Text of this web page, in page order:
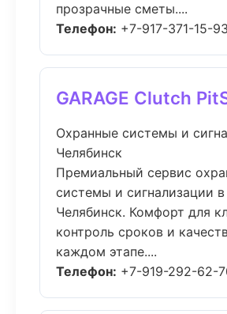
прозрачные сметы....
Телефон: +7-917-371-15-93
GARAGE Clutch
Охранные системы и
Челябинск
Премиальный сервис
системы и сигнализации в
Челябинск. Комфорт для
контроль сроков и
каждом этапе....
Телефон: +7-919-292-62-